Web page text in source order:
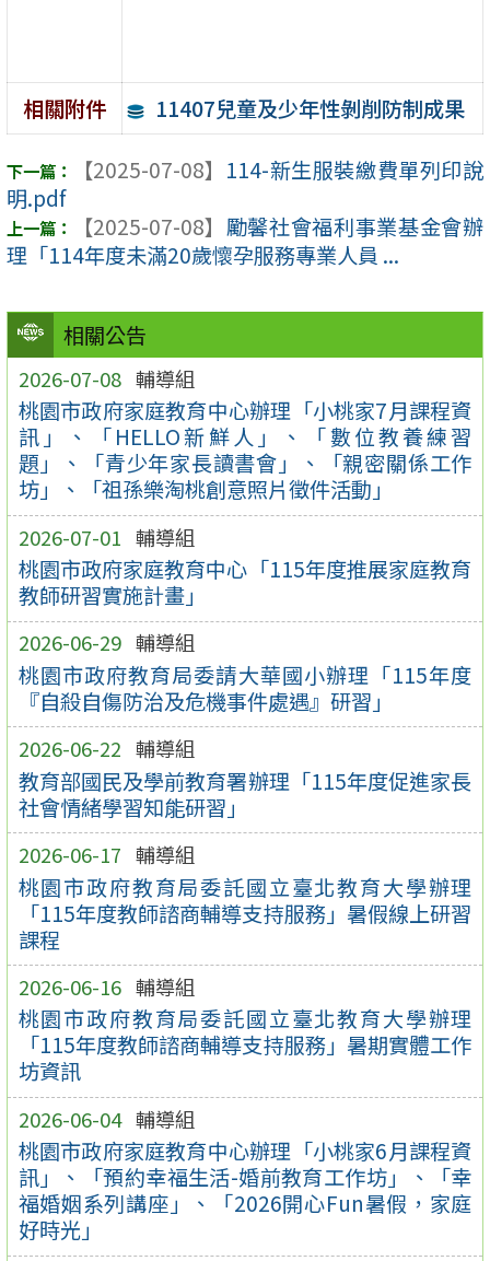
相關公告
2026-07-08 輔導組
桃園市政府家庭教育中心辦理「小桃家7月課程資
訊」、「HELLO新鮮人」、「數位教養練習
題」、「青少年家長讀書會」、「親密關係工作
坊」、「祖孫樂淘桃創意照片徵件活動」
2026-07-01 輔導組
桃園市政府家庭教育中心「115年度推展家庭教育
教師研習實施計畫」
2026-06-29 輔導組
桃園市政府教育局委請大華國小辦理「115年度
『自殺自傷防治及危機事件處遇』研習」
2026-06-22 輔導組
教育部國民及學前教育署辦理「115年度促進家長
社會情緒學習知能研習」
2026-06-17 輔導組
桃園市政府教育局委託國立臺北教育大學辦理
「115年度教師諮商輔導支持服務」暑假線上研習
課程
2026-06-16 輔導組
桃園市政府教育局委託國立臺北教育大學辦理
「115年度教師諮商輔導支持服務」暑期實體工作
坊資訊
2026-06-04 輔導組
桃園市政府家庭教育中心辦理「小桃家6月課程資
訊」、「預約幸福生活-婚前教育工作坊」、「幸
福婚姻系列講座」、「2026開心Fun暑假，家庭
好時光」
相關附件 11407兒童及少年性剝削防制成果
【2025-07-08】 114-新生服裝繳費單列印說
明.pdf
【2025-07-08】 勵馨社會福利事業基金會辦
理「114年度未滿20歲懷孕服務專業人員 ...